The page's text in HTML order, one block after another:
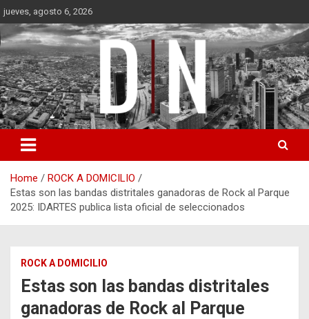
Skip
to
content
jueves, agosto 6, 2026
Diámetro Noticias
Home
ROCK A DOMICILIO
Estas son las bandas distritales ganadoras de Rock al Parque
2025: IDARTES publica lista oficial de seleccionados
ROCK A DOMICILIO
Estas son las bandas distritales
ganadoras de Rock al Parque